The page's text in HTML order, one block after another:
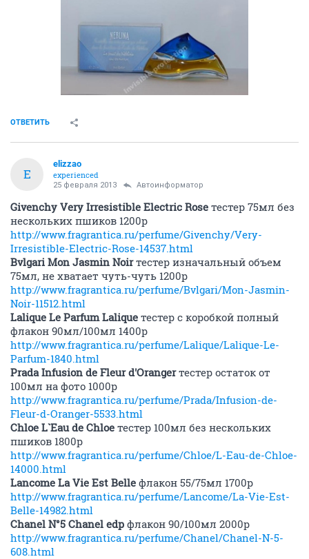
ОТВЕТИТЬ
E
elizzao
experienced
25 февраля 2013 Автоинформатор
Givenchy Very Irresistible Electric Rose тестер 75мл без
нескольких пшиков 1200р
http://www.fragrantica.ru/perfume/Givenchy/Very-
Irresistible-Electric-Rose-14537.html
Bvlgari Mon Jasmin Noirтестер изначальный объем
75мл, не хватает чуть-чуть 1200р
http://www.fragrantica.ru/perfume/Bvlgari/Mon-Jasmin-
Noir-11512.html
Lalique Le Parfum Lalique тестер с коробкой полный
флакон 90мл/100мл 1400р
http://www.fragrantica.ru/perfume/Lalique/Lalique-Le-
Parfum-1840.html
Prada Infusion de Fleur d'Orangerтестер остаток от
100мл на фото 1000р
http://www.fragrantica.ru/perfume/Prada/Infusion-de-
Fleur-d-Oranger-5533.html
Chloe L`Eau de Chloe тестер 100мл без нескольких
пшиков 1800р
http://www.fragrantica.ru/perfume/Chloe/L-Eau-de-Chloe-
14000.html
Lancome La Vie Est Belle флакон 55/75мл 1700р
http://www.fragrantica.ru/perfume/Lancome/La-Vie-Est-
Belle-14982.html
Chanel N°5 Chanel edp флакон 90/100мл 2000р
http://www.fragrantica.ru/perfume/Chanel/Chanel-N-5-
608.html